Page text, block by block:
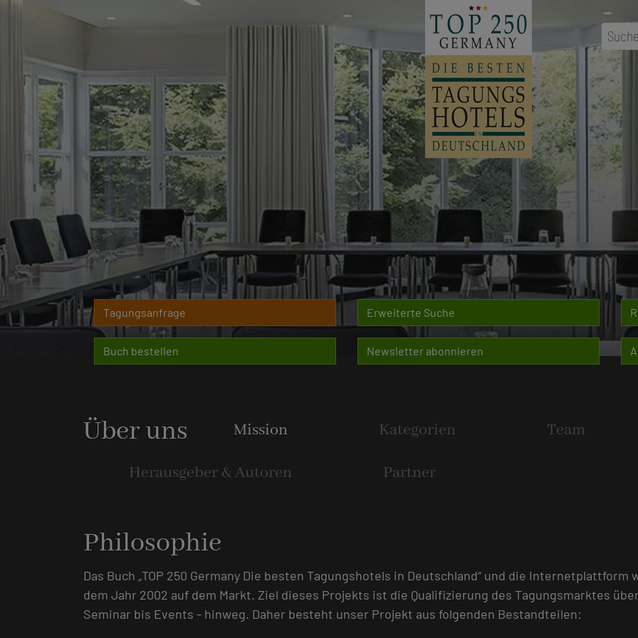
...Ort,
Tagungsanfrage Erweiterte Suche
Buch bestellen Newsletter abonnieren
Über uns Mission Kategorien Team
Herausgeber & Autoren Partner
Philosophie
Das Buch „TOP 250 Germany Die besten Tagungshotels in Deutschland“ und die
dem Jahr 2002 auf dem Markt. Ziel dieses Projekts ist die Qualifizierung des Tagungsmarktes
Seminar bis Events - hinweg. Daher besteht unser Projekt aus folgenden Bestandteilen: